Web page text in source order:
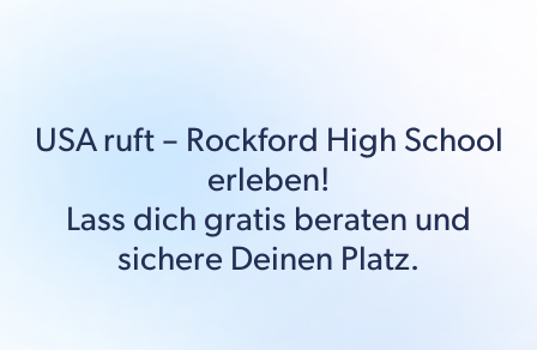
USAruft – Rockford High School
erleben!
Lass dich gratis beraten und
sichere Deinen Platz.